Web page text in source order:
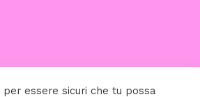
per essere sicuri che tu possa